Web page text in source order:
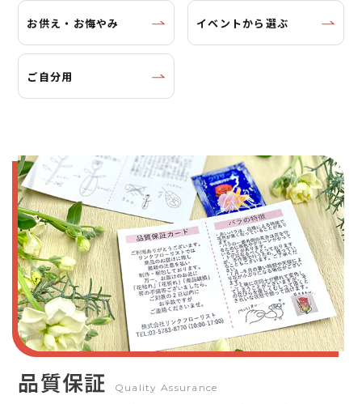
お供え・お悔やみ イベントから選ぶ
ご自分用
品質保証 Quality Assurance